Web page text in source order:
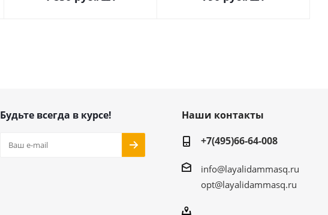
Будьте всегда в курсе!
Наши контакты
+7(495)66-64-008
info@layalidammasq.ru
opt@layalidammasq.ru